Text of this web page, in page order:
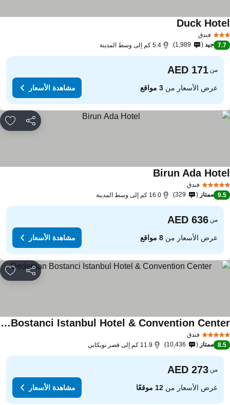
فندق
Duck
7.7 جيد 1,989 5.4 كم إلى وسط المدينة
من
عرض الأسعار من3 مواقع مشاهدة الأسعار
مشاركة
فندق
Birun Ada
9.5 ممتاز 329 16.0 كم إلى وسط المدينة
من
عرض الأسعار من8 مواقع مشاهدة الأسعار
مشاركة
فندق
Dedeman Bostanci Istanbul Hotel & Convention Center
8.5 ممتاز 10,436 11.9 كم إلى قصر توبكابي
من
عرض الأسعار من12 موقعًا مشاهدة الأسعار